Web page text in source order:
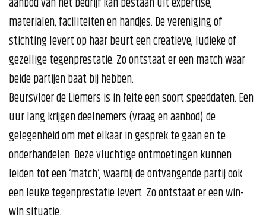
materialen, faciliteiten en handjes. De vereniging of
stichting levert op haar beurt een creatieve, ludieke of
gezellige tegenprestatie. Zo ontstaat er een match waar
beide partijen baat bij hebben.
Beursvloer de Liemers is in feite een soort speeddaten. Een
uur lang krijgen deelnemers (vraag en aanbod) de
gelegenheid om met elkaar in gesprek te gaan en te
onderhandelen. Deze vluchtige ontmoetingen kunnen
leiden tot een ‘match’, waarbij de ontvangende partij ook
een leuke tegenprestatie levert. Zo ontstaat er een win-
win situatie.